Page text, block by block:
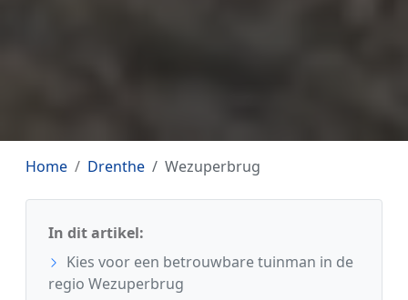
Home Drenthe Wezuperbrug
In dit artikel:
Kies voor een betrouwbare tuinman in de
regio Wezuperbrug